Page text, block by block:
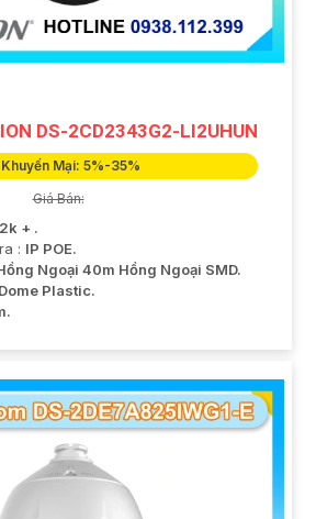
DS-2CD2343G2-LI2UHUN
Khuyến Mại: 5%-35%
Giá Bán:
+ .
: IP POE.
Ngoại 40m Hồng Ngoại SMD.
Dome Plastic.